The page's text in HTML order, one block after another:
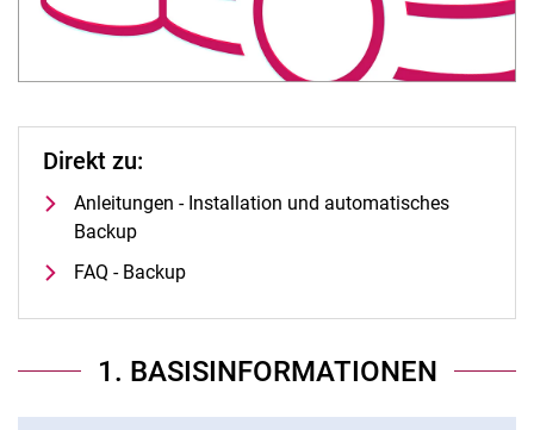
Direkt zu:
Anleitungen - Installation und automatisches
Backup
FAQ - Backup
1. BASISINFORMATIONEN